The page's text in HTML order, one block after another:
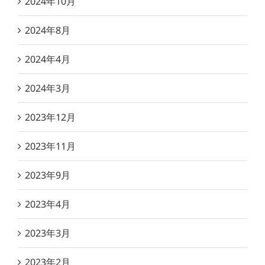
2024年8月
2024年4月
2024年3月
2023年12月
2023年11月
2023年9月
2023年4月
2023年3月
2023年2月